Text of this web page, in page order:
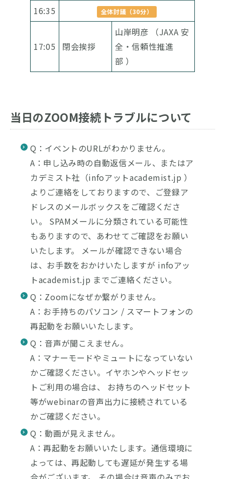
16:35 全体討議（30分）
17:05 閉会挨拶
山岸明彦 （JAXA 安
全・信頼性推進
部 ）
当日のZOOM接続トラブルについて
Q：イベントのURLがわかりません。
A：申し込み時の自動返信メール、またはア
カデミスト社（infoアットacademist.jp ）
よりご連絡をしておりますので、ご登録ア
ドレスのメールボックスをご確認くださ
い。 SPAMメールに分類されている可能性
もありますので、あわせてご確認をお願い
いたします。 メールが確認できない場合
は、お手数をおかけいたしますが infoアッ
トacademist.jp までご連絡ください。
Q：Zoomになぜか繋がりません。
A：お手持ちのパソコン / スマートフォンの
再起動をお願いいたします。
Q：音声が聞こえません。
A：マナーモードやミュートになっていない
かご確認ください。イヤホンやヘッドセッ
トご利用の場合は、 お持ちのヘッドセット
等がwebinarの音声出力に接続されている
かご確認ください。
Q：動画が見えません。
A：再起動をお願いいたします。通信環境に
よっては、再起動しても遅延が発生する場